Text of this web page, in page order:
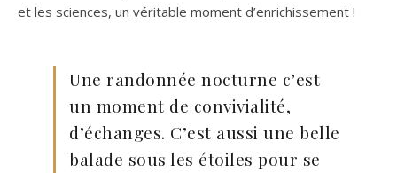
et les sciences, un véritable moment d’enrichissement !
Une randonnée nocturne c’est
un moment de convivialité,
d’échanges. C’est aussi une belle
balade sous les étoiles pour se